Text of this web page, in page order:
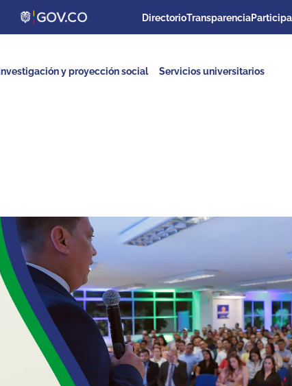
DirectorioTransparenciaParticipa
Investigación y proyección social Servicios universitarios